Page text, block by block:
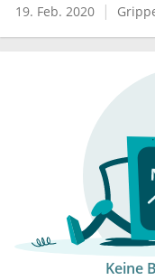
19. Feb. 2020
Keine